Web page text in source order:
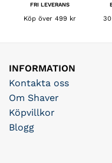
FRI LEVERANS
Köp över 499 kr
INFORMATION
Kontakta oss
Om Shaver
Köpvillkor
Blogg